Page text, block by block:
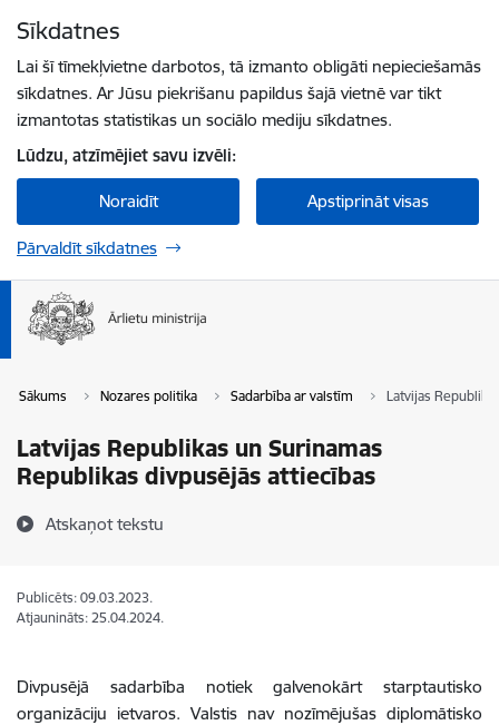
Sīkdatnes
Lai šī tīmekļvietne darbotos, tā izmanto obligāti nepieciešamās
sīkdatnes. Ar Jūsu piekrišanu papildus šajā vietnē var tikt
izmantotas statistikas un sociālo mediju sīkdatnes.
Lūdzu, atzīmējiet savu izvēli:
Noraidīt Apstiprināt visas
Pārvaldīt sīkdatnes
Sākums Nozares politika Sadarbība ar valstīm Latvijas
Latvijas Republikas un Surinamas
Republikas divpusējās attiecības
Atskaņot tekstu
Publicēts: 09.03.2023.
Atjaunināts: 25.04.2024.
Divpusējā sadarbība notiek galvenokārt starptautisko
organizāciju ietvaros. Valstis nav nozīmējušas diplomātisko